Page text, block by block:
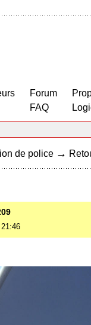
Forum
FAQ
de police →